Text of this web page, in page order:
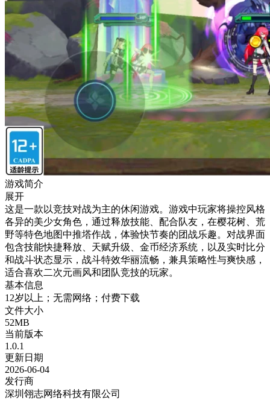
游戏简介
展开
这是一款以竞技对战为主的休闲游戏。游戏中玩家将操控风格
各异的美少女角色，通过释放技能、配合队友，在樱花树、荒
野等特色地图中推塔作战，体验快节奏的团战乐趣。对战界面
包含技能快捷释放、天赋升级、金币经济系统，以及实时比分
和战斗状态显示，战斗特效华丽流畅，兼具策略性与爽快感，
适合喜欢二次元画风和团队竞技的玩家。
基本信息
12岁以上；无需网络；付费下载
文件大小
52MB
当前版本
1.0.1
更新日期
2026-06-04
发行商
深圳翎志网络科技有限公司